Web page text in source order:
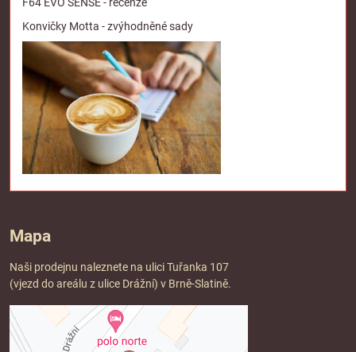
Konvičky Motta - zvýhodněné sady
Mapa
Naši prodejnu naleznete na ulici Tuřanka 107
(vjezd do areálu z ulice Drážní) v Brně-Slatině.